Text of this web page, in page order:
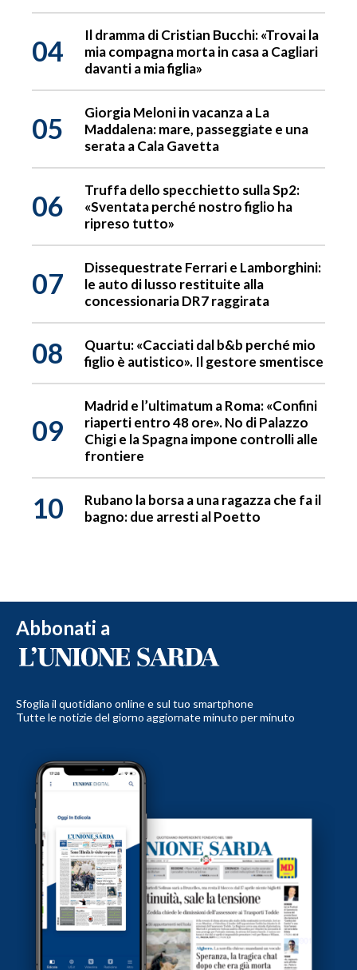
04
Il dramma di Cristian Bucchi: «Trovai la
mia compagna morta in casa a Cagliari
davanti a mia figlia»
05
Giorgia Meloni in vacanza a La
Maddalena: mare, passeggiate e una
serata a Cala Gavetta
06
Truffa dello specchietto sulla Sp2:
«Sventata perché nostro figlio ha
ripreso tutto»
07
Dissequestrate Ferrari e Lamborghini:
le auto di lusso restituite alla
concessionaria DR7 raggirata
08
Quartu: «Cacciati dal b&b perché mio
figlio è autistico». Il gestore smentisce
09
Madrid e l’ultimatum a Roma: «Confini
riaperti entro 48 ore». No di Palazzo
Chigi e la Spagna impone controlli alle
frontiere
10
Rubano la borsa a una ragazza che fa il
bagno: due arresti al Poetto
Abbonati a
Sfoglia il quotidiano online e sul tuo smartphone
Tutte le notizie del giorno aggiornate minuto per minuto